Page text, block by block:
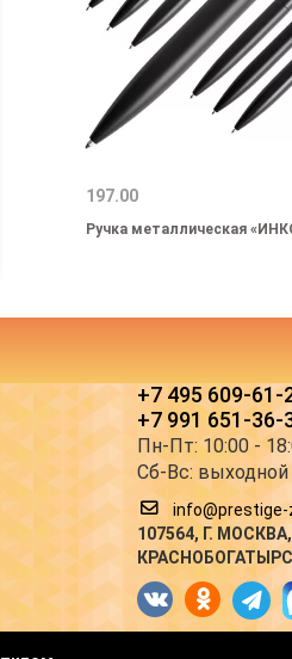
197.00
Ручка металлическая
+7 495 609-61-
+7 991 651-36-
Пн-Пт: 10:00 -
Сб-Вс: выходной
info@prestige-
107564, Г. МОСКВА,